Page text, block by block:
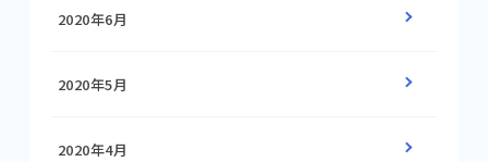
2020年6月
2020年5月
2020年4月